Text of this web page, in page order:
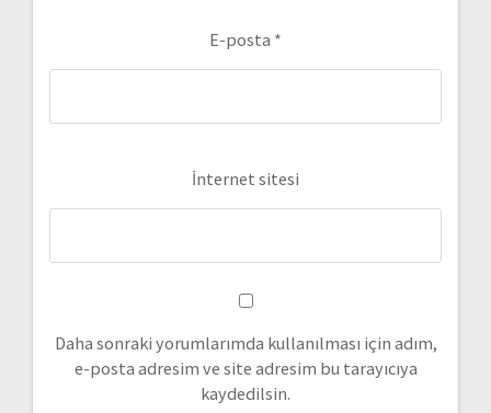
E-posta *
İnternet sitesi
Daha sonraki yorumlarımda kullanılması için adım,
e-posta adresim ve site adresim bu tarayıcıya
kaydedilsin.